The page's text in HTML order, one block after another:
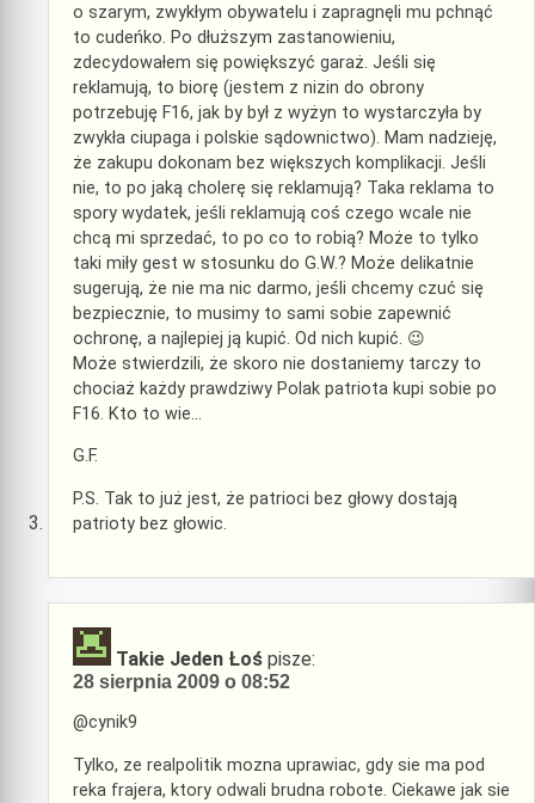
o szarym, zwykłym obywatelu i zapragnęli mu pchnąć
to cudeńko. Po dłuższym zastanowieniu,
zdecydowałem się powiększyć garaż. Jeśli się
reklamują, to biorę (jestem z nizin do obrony
potrzebuję F16, jak by był z wyżyn to wystarczyła by
zwykła ciupaga i polskie sądownictwo). Mam nadzieję,
że zakupu dokonam bez większych komplikacji. Jeśli
nie, to po jaką cholerę się reklamują? Taka reklama to
spory wydatek, jeśli reklamują coś czego wcale nie
chcą mi sprzedać, to po co to robią? Może to tylko
taki miły gest w stosunku do G.W.? Może delikatnie
sugerują, że nie ma nic darmo, jeśli chcemy czuć się
bezpiecznie, to musimy to sami sobie zapewnić
ochronę, a najlepiej ją kupić. Od nich kupić. 😉
Może stwierdzili, że skoro nie dostaniemy tarczy to
chociaż każdy prawdziwy Polak patriota kupi sobie po
F16. Kto to wie…
G.F.
P.S. Tak to już jest, że patrioci bez głowy dostają
patrioty bez głowic.
Takie Jeden Łoś pisze:
28 sierpnia 2009 o 08:52
@cynik9
Tylko, ze realpolitik mozna uprawiac, gdy sie ma pod
reka frajera, ktory odwali brudna robote. Ciekawe jak sie